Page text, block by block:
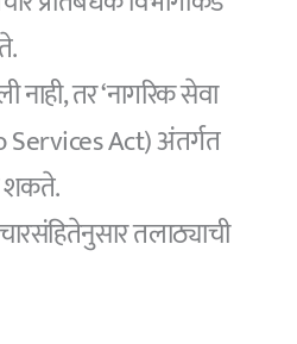
नाही, तर ‘नागरिक सेवा
Services Act) अंतर्गत
शकते.
तलाठ्याची